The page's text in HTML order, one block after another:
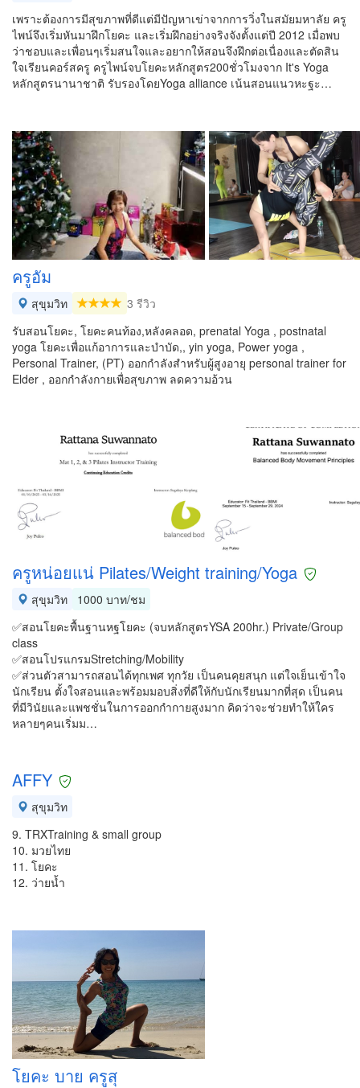
เพราะต้องการมีสุขภาพที่ดีแต่มีปัญหาเข่าจากการวิ่งในสมัยมหาลัย ครู
ไพน์จึงเริ่มหันมาฝึกโยคะ และเริ่มฝึกอย่างจริงจังตั้งแต่ปี 2012 เมื่อพบ
ว่าชอบและเพื่อนๆเริ่มสนใจและอยากให้สอนจึงฝึกต่อเนื่องและตัดสิน
ใจเรียนคอร์สครู ครูไพน์จบโยคะหลักสูตร200ชั่วโมงจาก It's Yoga
หลักสูตรนานาชาติ รับรองโดยYoga alliance เน้นสอนแนวหะฐะ…
ครูอัม
สุขุมวิท
3 รีวิว
รับสอนโยคะ, โยคะคนท้อง,หลังคลอด, prenatal Yoga , postnatal
yoga โยคะเพื่อแก้อาการและบำบัด,, yin yoga, Power yoga ,
Personal Trainer, (PT) ออกกำลังสำหรับผู้สูงอายุ personal trainer for
Elder , ออกกำลังกายเพื่อสุขภาพ ลดความอ้วน
ครูหน่อยแน่ Pilates/Weight training/Yoga
สุขุมวิท
1000 บาท/ชม
✅สอนโยคะพื้นฐานหฐโยคะ (จบหลักสูตรYSA 200hr.) Private/Group
class
✅สอนโปรแกรมStretching/Mobility
✅ส่วนตัวสามารถสอนได้ทุกเพศ ทุกวัย เป็นคนคุยสนุก แต่ใจเย็นเข้าใจ
นักเรียน ตั้งใจสอนและพร้อมมอบสิ่งที่ดีให้กับนักเรียนมากที่สุด เป็นคน
ที่มีวินัยและแพชชั่นในการออกกำกายสูงมาก คิดว่าจะช่วยทำให้ใคร
หลายๆคนเริ่มม…
AFFY
สุขุมวิท
9. TRXTraining & small group
10. มวยไทย
11. โยคะ
12. ว่ายน้ำ
โยคะ บาย ครูสุ